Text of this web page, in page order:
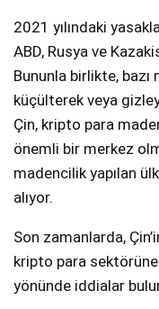
2021 yılındaki
ABD, Rusya ve
Bununla birlikte,
küçülterek veya
Çin, kripto para
önemli bir merkez
madencilik yapılan
alıyor.
Son zamanlarda,
kripto para
yönünde iddialar